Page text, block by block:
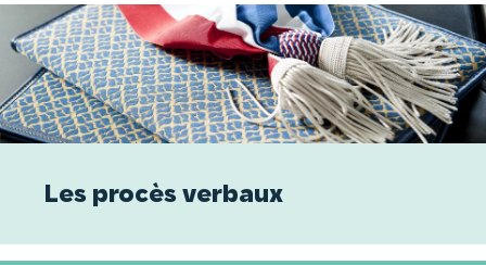
Les procès verbaux